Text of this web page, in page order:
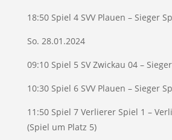
18:50 Spiel 4 SVV Plauen – Sieger
So. 28.01.2024
09:10 Spiel 5 SV Zwickau 04 –
10:30 Spiel 6 SVV Plauen – Sieger
11:50 Spiel 7 Verlierer Spiel 1 –
(Spiel um Platz 5)